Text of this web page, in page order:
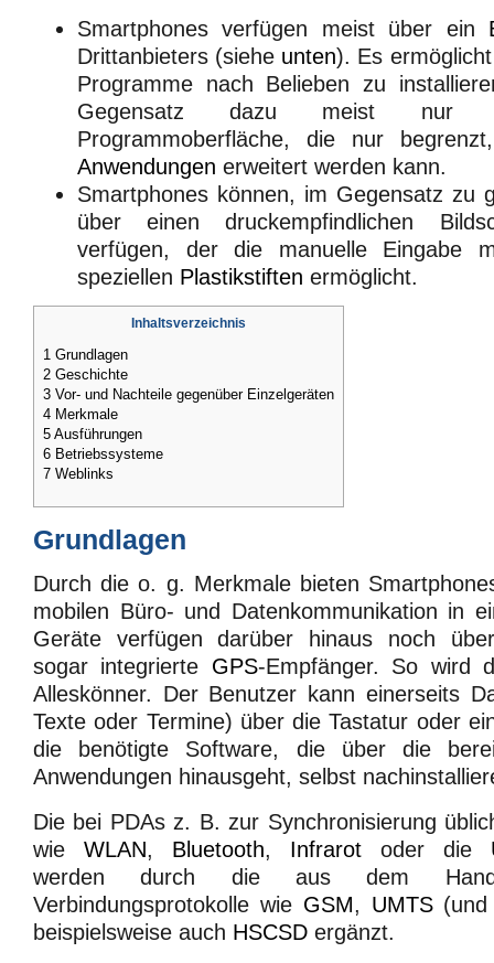
Smartphones verfügen meist über ein
Drittanbieters (siehe unten). Es
Programme nach Belieben zu
Gegensatz dazu meist nur
Programmoberfläche, die nur
Anwendungen erweitert werden kann.
Smartphones können, im Gegensatz zu
über einen druckempfindlichen
verfügen, der die manuelle Eingabe
speziellen Plastikstiften ermöglicht.
Inhaltsverzeichnis
1 Grundlagen
2 Geschichte
3 Vor- und Nachteile gegenüber Einzelgeräten
4 Merkmale
5 Ausführungen
6 Betriebssysteme
7 Weblinks
Grundlagen
Durch die o. g. Merkmale bieten
mobilen Büro- und Datenkommunikation in
Geräte verfügen darüber hinaus noch
sogar integrierte GPS-Empfänger. So wird
Alleskönner. Der Benutzer kann einerseits
Texte oder Termine) über die Tastatur oder
die benötigte Software, die über die
Anwendungen hinausgeht, selbst
Die bei PDAs z. B. zur Synchronisierung
wie WLAN, Bluetooth, Infrarot oder die
werden durch die aus dem
Verbindungsprotokolle wie GSM, UMTS
beispielsweise auch HSCSD ergänzt.